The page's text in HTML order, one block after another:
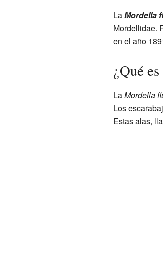
LaMordella
Mordellidae.
en el año
¿Qué
LaMordella
Los
Estas alas,